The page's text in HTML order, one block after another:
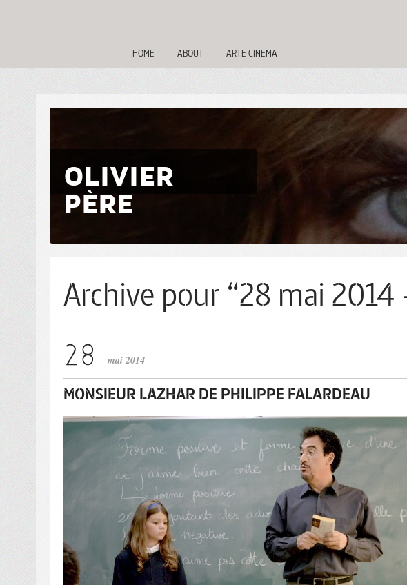
HOME ABOUT ARTE CINEMA
OLIVIER
PÈRE
Archive pour “28 mai 2014
mai 2014
MONSIEUR LAZHAR DE PHILIPPE FALARDEAU